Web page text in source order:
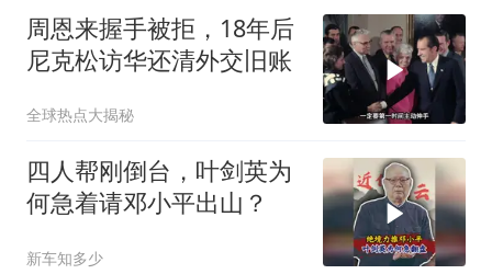
周恩来握手被拒，18年后
尼克松访华还清外交旧账
全球热点大揭秘
四人帮刚倒台，叶剑英为
何急着请邓小平出山？
新车知多少